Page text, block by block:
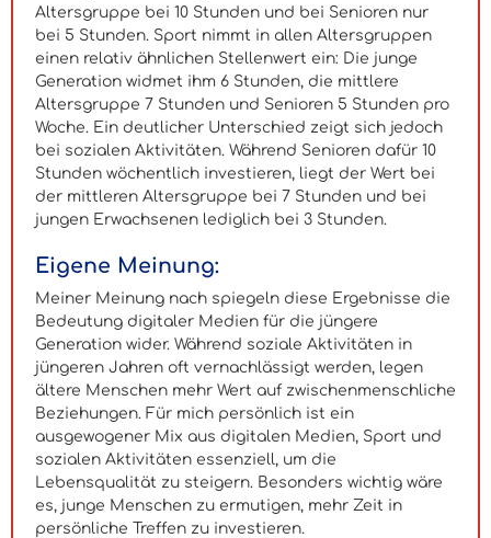
Altersgruppe bei 10 Stunden und bei Senioren nur
bei 5 Stunden. Sport nimmt in allen Altersgruppen
einen relativ ähnlichen Stellenwert ein: Die junge
Generation widmet ihm 6 Stunden, die mittlere
Altersgruppe 7 Stunden und Senioren 5 Stunden pro
Woche. Ein deutlicher Unterschied zeigt sich jedoch
bei sozialen Aktivitäten. Während Senioren dafür 10
Stunden wöchentlich investieren, liegt der Wert bei
der mittleren Altersgruppe bei 7 Stunden und bei
jungen Erwachsenen lediglich bei 3 Stunden.
Eigene Meinung:
Meiner Meinung nach spiegeln diese Ergebnisse die
Bedeutung digitaler Medien für die jüngere
Generation wider. Während soziale Aktivitäten in
jüngeren Jahren oft vernachlässigt werden, legen
ältere Menschen mehr Wert auf zwischenmenschliche
Beziehungen. Für mich persönlich ist ein
ausgewogener Mix aus digitalen Medien, Sport und
sozialen Aktivitäten essenziell, um die
Lebensqualität zu steigern. Besonders wichtig wäre
es, junge Menschen zu ermutigen, mehr Zeit in
persönliche Treffen zu investieren.